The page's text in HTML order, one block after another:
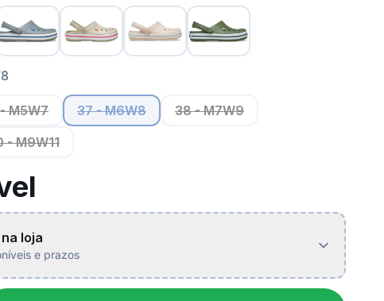
M5W7 37 - M6W8
38 - M7W9
- M9W11
loja
e prazos